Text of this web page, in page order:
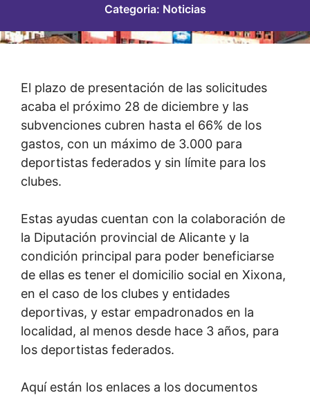
Categoria: Noticias
El plazo de presentación de las solicitudes
acaba el próximo 28 de diciembre y las
subvenciones cubren hasta el 66% de los
gastos, con un máximo de 3.000 para
deportistas federados y sin límite para los
clubes.
Estas ayudas cuentan con la colaboración de
la Diputación provincial de Alicante y la
condición principal para poder beneficiarse
de ellas es tener el domicilio social en Xixona,
en el caso de los clubes y entidades
deportivas, y estar empadronados en la
localidad, al menos desde hace 3 años, para
los deportistas federados.
Aquí están los enlaces a los documentos